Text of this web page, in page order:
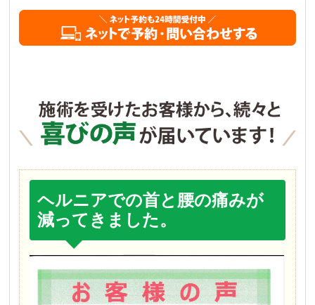
ヘルニアでの首と腰の痛みが
減ってきました。